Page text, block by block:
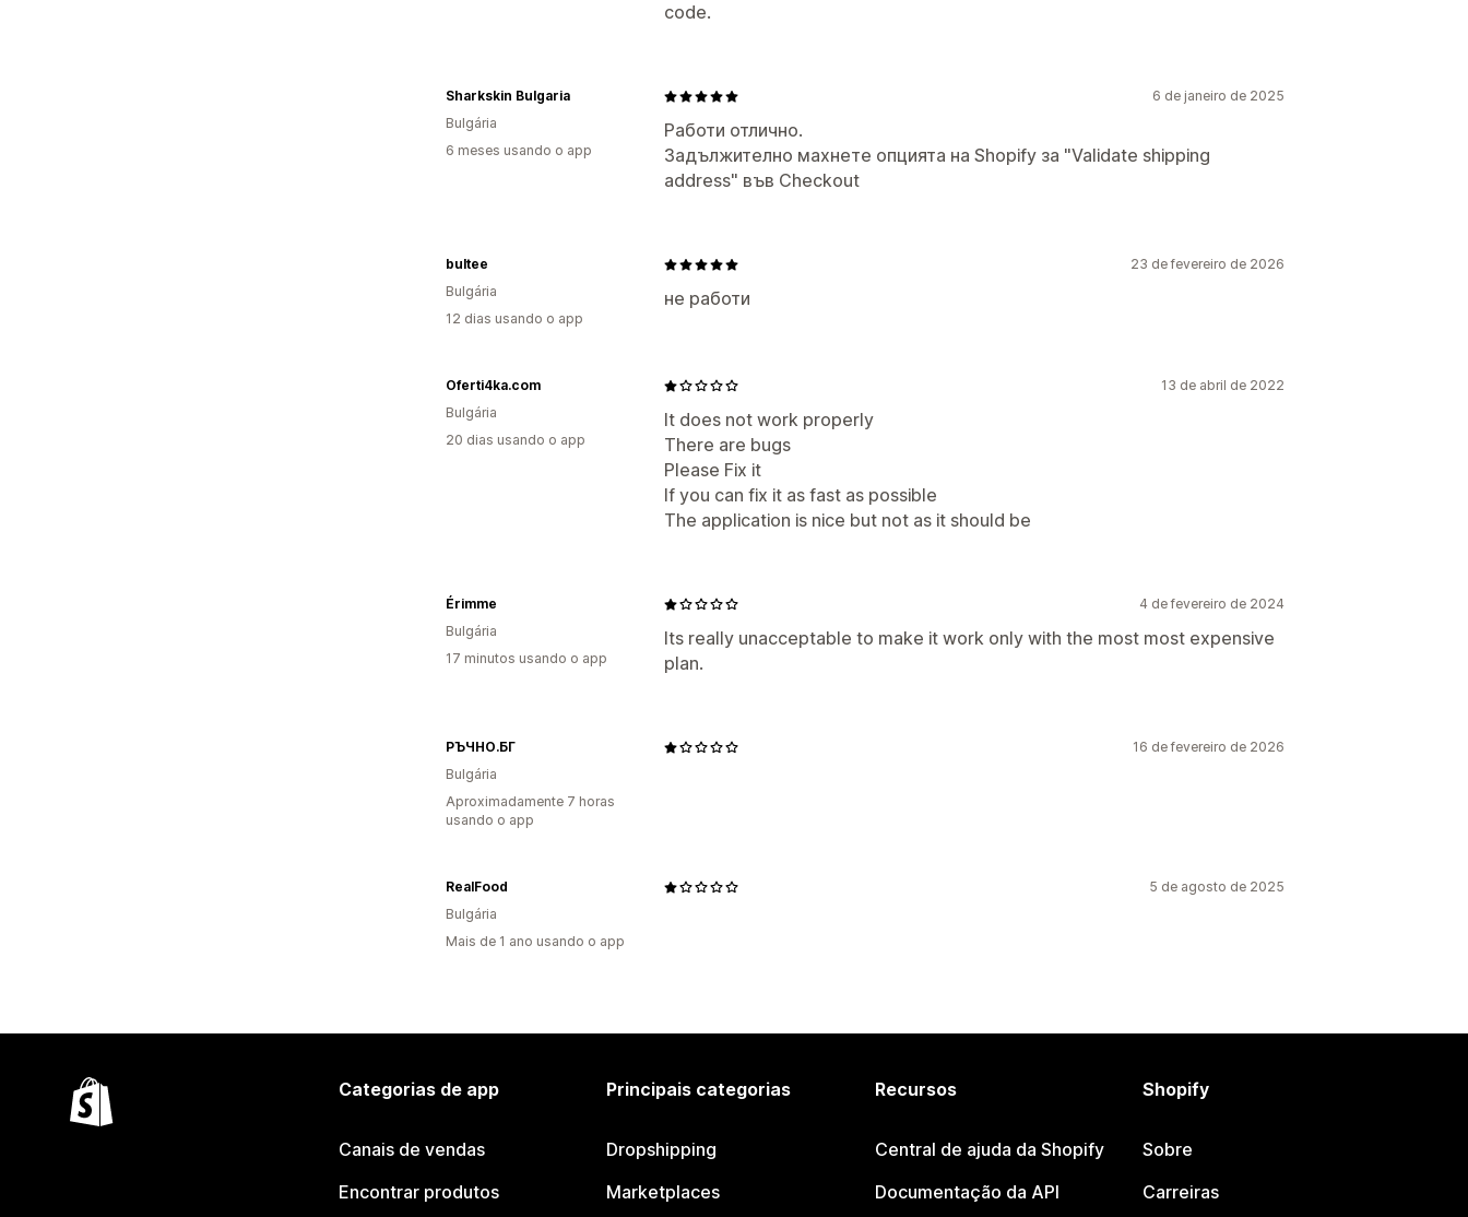
code.
6 de janeiro de 2025
Работи отлично.
Задължително махнете опцията на Shopify за "Validate shipping
address" във Checkout
Sharkskin Bulgaria
Bulgária
6 meses usando o app
23 de fevereiro de 2026
не работи
bultee
Bulgária
12 dias usando o app
13 de abril de 2022
It does not work properly
There are bugs
Please Fix it
If you can fix it as fast as possible
The application is nice but not as it should be
Oferti4ka.com
Bulgária
20 dias usando o app
4 de fevereiro de 2024
Its really unacceptable to make it work only with the most most expensive
plan.
Érimme
Bulgária
17 minutos usando o app
16 de fevereiro de 2026
РЪЧНО.БГ
Bulgária
Aproximadamente 7 horas
usando o app
5 de agosto de 2025
RealFood
Bulgária
Mais de 1 ano usando o app
Categorias de app
Canais de vendas
Encontrar produtos
Principais categorias
Dropshipping
Marketplaces
Recursos
Central de ajuda da Shopify
Documentação da API
Shopify
Sobre
Carreiras